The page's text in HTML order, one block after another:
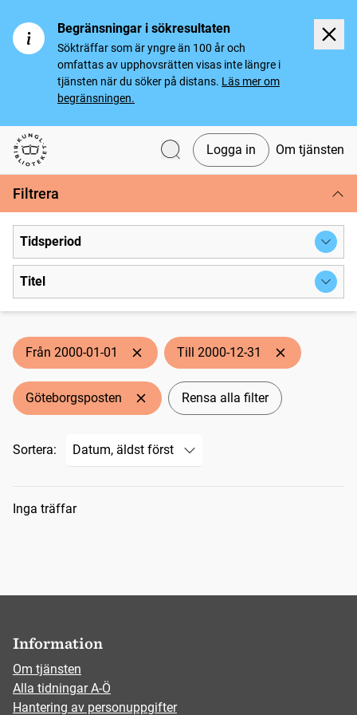
Begränsningar i sökresultaten
Sökträffar som är yngre än 100 år och
omfattas av upphovsrätten visas inte längre i
tjänsten när du söker på distans. Läs mer om
begränsningen.
Svenska tidningar
Logga in Om tjänsten
Filtrera
Tidsperiod
Titel
Från 2000-01-01 Till 2000-12-31
Göteborgsposten Rensa alla filter
Sortera:
Sökresultat
Inga träffar
Information
Om tjänsten
Alla tidningar A-Ö
Hantering av personuppgifter